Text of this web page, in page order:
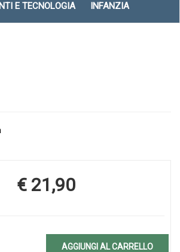
E TECNOLOGIA INFANZIA
Prezzo
€ 21,90
AGGIUNGI AL CARRELLO